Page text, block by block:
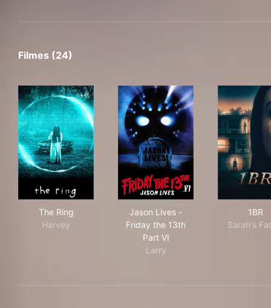
Filmes (24)
The Ring
Harvey
Jason Lives -
Friday the 13th
Part VI
Larry
1BR
Sarah's